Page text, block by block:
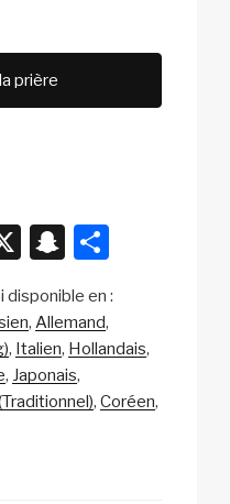
prière
X
S
a
p
c
h
ta
g
en :
Allemand
Italien Hollandais
Japonais
Coréen